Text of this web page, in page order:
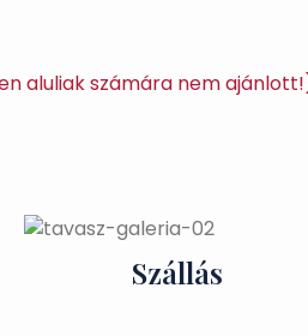
aluliak számára nem
Szállás